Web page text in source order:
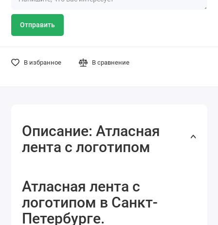
Отправить
В избранное В сравнение
Описание: Атласная
лента с логотипом
Атласная лента с
логотипом в Санкт-
Петербурге.